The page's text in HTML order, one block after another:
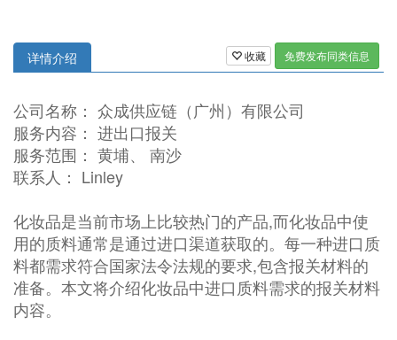
收藏 免费发布同类信息
详情介绍
公司名称： 众成供应链（广州）有限公司
服务内容： 进出口报关
服务范围： 黄埔、 南沙
联系人： Linley
化妆品是当前市场上比较热门的产品,而化妆品中使
用的质料通常是通过进口渠道获取的。每一种进口质
料都需求符合国家法令法规的要求,包含报关材料的
准备。本文将介绍化妆品中进口质料需求的报关材料
内容。